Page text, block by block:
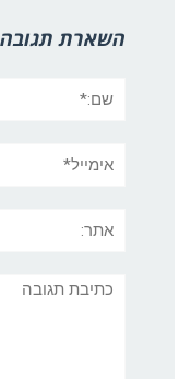
השארת תגובה
תגובה